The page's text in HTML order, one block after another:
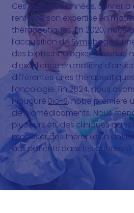
Ces dernières années, Servier
renforcé son expertise en
thérapeutiques. En 2020, nous
l’acquisition de Symphogen,
des biotechnologies devenue
d’excellence en matière
différentes aires
l’oncologie. Fin 2024, nous
inauguré Bio-S, notre première
de biomédicaments. Nous
plusieurs études cliniques dans
proposer des thérapies à
aux patients dans les années à